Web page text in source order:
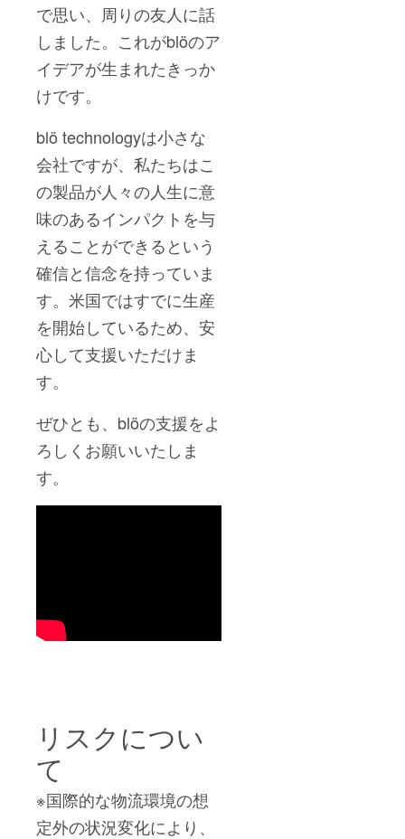
で思い、周りの友人に話
しました。これがblöのア
イデアが生まれたきっか
けです。
blö technologyは小さな
会社ですが、私たちはこ
の製品が人々の人生に意
味のあるインパクトを与
えることができるという
確信と信念を持っていま
す。米国ではすでに生産
を開始しているため、安
心して支援いただけま
す。
ぜひとも、 blöの支援をよ
ろしくお願いいたしま
す。
リスクについ
て
※国際的な物流環境の想
定外の状況変化により、